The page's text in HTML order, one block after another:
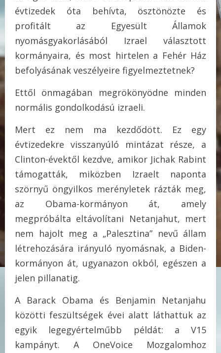
évtizedek óta behívta, ösztönözte és
profitált az Egyesült Államok
nyomásgyakorlásából Izrael választott
kormányaira, és most hirtelen a Fehér Ház
befolyásának veszélyeire figyelmeztetnek?
Ettől önmagában megrökönyödne minden
normális gondolkodású izraeli.
Mert ez nem ma kezdődött. Ez egy
évtizedekre visszanyúló mintázat része, a
Clinton-évektől kezdve, amikor Jichak Rabint
támogatták, miközben Izraelt naponta
szörnyű öngyilkos merényletek rázták meg,
az Obama-kormányon át, amely
megpróbálta eltávolítani Netanjahut, mert
nem hajolt meg a „Palesztina” nevű állam
létrehozására irányuló nyomásnak, a Biden-
kormányon át, ugyanazon okból, egészen a
jelen pillanatig.
A Barack Obama és Benjamin Netanjahu
közötti feszültségek évei alatt láthattuk az
egyik legegyértelműbb példát: a V15
kampányt. A OneVoice Mozgalomhoz